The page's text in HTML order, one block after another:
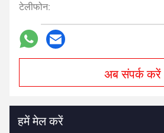
टेलीफोन:
अब संपर्क करें
हमें मेल करें